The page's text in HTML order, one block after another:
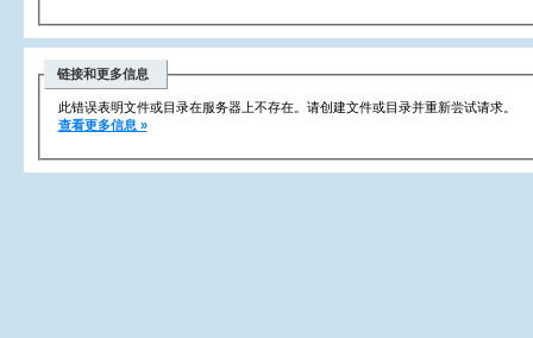
链接和更多信息
此错误表明文件或目录在服务器上不存在。请创建文件或目录并重新尝试请求。
查看更多信息 »